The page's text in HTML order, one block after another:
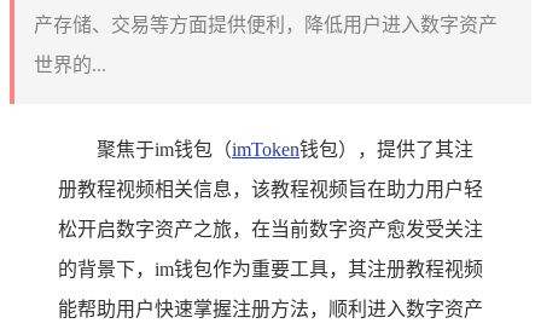
产存储、交易等方面提供便利，降低用户进入数字资产
世界的...
聚焦于im钱包（imToken钱包），提供了其注
册教程视频相关信息，该教程视频旨在助力用户轻
松开启数字资产之旅，在当前数字资产愈发受关注
的背景下，im钱包作为重要工具，其注册教程视频
能帮助用户快速掌握注册方法，顺利进入数字资产